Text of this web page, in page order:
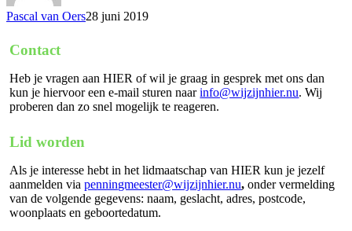
Pascal van Oers28 juni 2019
Contact
Heb je vragen aan HIER of wil je graag in gesprek met ons dan
kun je hiervoor een e-mail sturen naarinfo@wijzijnhier.nu. Wij
proberen dan zo snel mogelijk te reageren.
Lid worden
Als je interesse hebt in het lidmaatschap van HIER kun je jezelf
aanmelden viapenningmeester@wijzijnhier.nu, onder vermelding
van de volgende gegevens: naam, geslacht, adres, postcode,
woonplaats en geboortedatum.